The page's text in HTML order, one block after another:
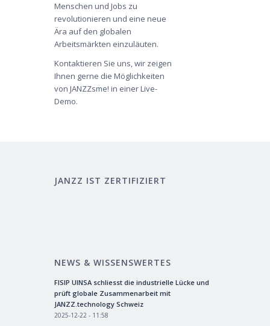
Menschen und Jobs zu
revolutionieren und eine neue
Ära auf den globalen
Arbeitsmärkten einzuläuten.
Kontaktieren Sie uns, wir zeigen
Ihnen gerne die Möglichkeiten
von JANZZsme! in einer Live-
Demo.
JANZZ IST ZERTIFIZIERT
NEWS & WISSENSWERTES
FISIP UINSA schliesst die industrielle Lücke und
prüft globale Zusammenarbeit mit
JANZZ.technology Schweiz
2025-12-22 - 11:58